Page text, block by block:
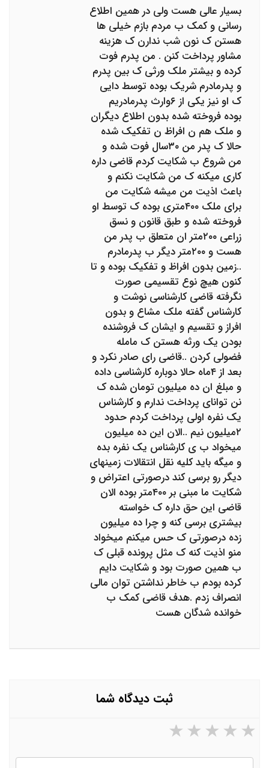
بسیار عالی هست ولی در همین اطلاع
رسانی و کمک ب مردم بازم خیلی ها
هستن ک نون شب ندارن ک هزینه
مشاور پرداخت کنن . من پدرم فوت
کرده و بیشتر ملک ورثی ک بین پدرم
و پدرمادرم شریک بوده توسط دایی
ک او نیز یکی از ۶وارث پدرمادریم
بوده فروخته شده بدون اطلاع دیگران
و ملک هم ن افراظ ن تفکیک شده
حالا ک پدر من ۳۰سال فوت شده و
من شروع ب شکایت کردم قاضی داره
کاری میکنه ک من شکایت نکنم و
باعث اذیت من میشه شکایت من
برای ملک ۴۰۰متری بوده ک توسط او
فروخته شده و طبق قانون و نسق
زراعی ۲۰۰متر ان متعلق ب پدر من
هست و ۲۰۰متر دیگر ب پدرمادرم
..زمین بدون افراظ و تفکیک بوده و تا
کنون هیچ نوع تقسیمی صورت
نگرفته قاضی کارشناسی نوشت و
کارشناس گفته ملک مشاع و بدون
افراز و تقسیم و ایشان ک فروشنده
بودن یک ورثه هستن ک مامله
فضولی کردن ..قاضی رای صادر نکرد و
بعد از ۴ماه حالا دوباره کارشناسی داده
و مبلغ ان ده میلیون تومان شده ک
نن توانای پرداخت ندارم و کارشناس
یک نفره اولی پرداخت کردم حدود
۲میلیون نیم ..الان این ده میلیون
میخواد ب ی کارشناس یک نفره بده
و میگه باید کلیه نقل انتقالات زمینهای
دیگر رو برسی کند درصورتی اعتراض و
شکایت ما مبنی بر ۴۰۰متر بوده الان
قاضی این حق داره ک خواسته
بیشتری برسی کنه و چرا ده میلیون
زده درصورتی ک حس میکنم میخواد
منو اذیت کنه ک مثل پرونده قبلی ک
ب همین صورت بود و شکایت دایم
کرده بودم ب خاطر نداشتن توان مالی
انصراف زدم .هدف قاضی کمک ب
خوانده شدگان هست
ثبت دیدگاه شما
۵ ستاره از ۵ ۴ ستاره از ۵ ۳ ستاره از ۵ ۲ ستاره از ۵
نام